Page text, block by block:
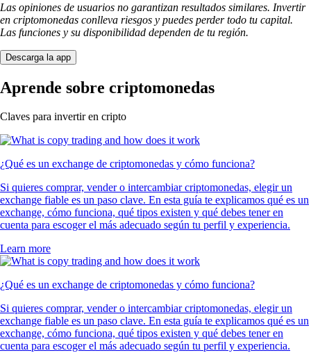
Las opiniones de usuarios no garantizan resultados similares. Invertir
en criptomonedas conlleva riesgos y puedes perder todo tu capital.
Las funciones y su disponibilidad dependen de tu región.
Descarga la app
Aprende sobre criptomonedas
Claves para invertir en cripto
¿Qué es un exchange de criptomonedas y cómo funciona?
Si quieres comprar, vender o intercambiar criptomonedas, elegir un
exchange fiable es un paso clave. En esta guía te explicamos qué es un
exchange, cómo funciona, qué tipos existen y qué debes tener en
cuenta para escoger el más adecuado según tu perfil y experiencia.
Learn more
¿Qué es un exchange de criptomonedas y cómo funciona?
Si quieres comprar, vender o intercambiar criptomonedas, elegir un
exchange fiable es un paso clave. En esta guía te explicamos qué es un
exchange, cómo funciona, qué tipos existen y qué debes tener en
cuenta para escoger el más adecuado según tu perfil y experiencia.